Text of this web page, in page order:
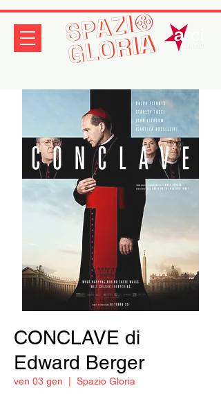
CONCLAVE di
Edward Berger
ven 03 gen Spazio Gloria